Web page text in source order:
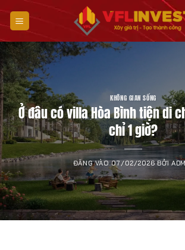
qua
nội
dung
KHÔNG GIAN SỐNG
Ở đâu có villa Hòa Bình tiện di
chỉ 1 giờ?
ĐĂNG VÀO07/02/2026 BỞI